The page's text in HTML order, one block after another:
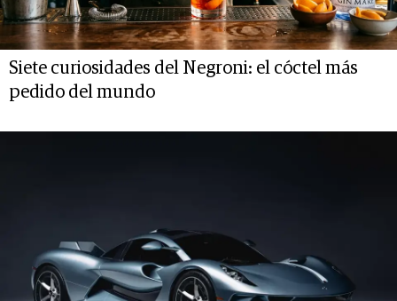
Siete curiosidades del Negroni: el cóctel más
pedido del mundo